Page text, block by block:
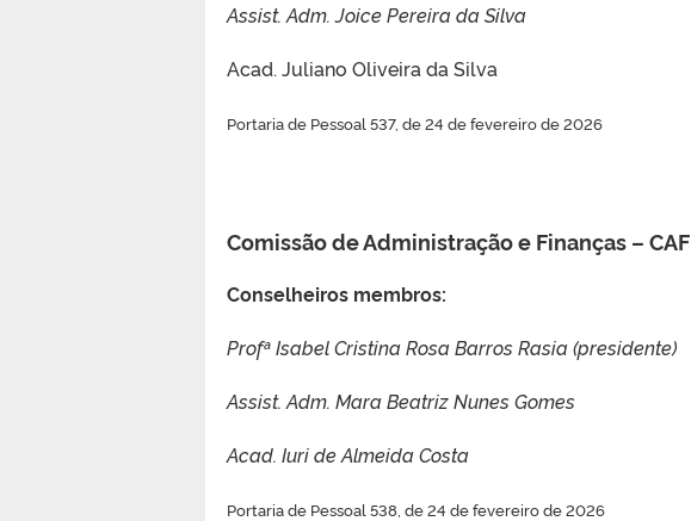
Assist. Adm. Joice Pereira da Silva
Acad. Juliano Oliveira da Silva
Portaria de Pessoal 537, de 24 de fevereiro de 2026
Comissão de Administração e Finanças – CAF
Conselheiros membros:
Profª Isabel Cristina Rosa Barros Rasia (presidente)
Assist. Adm. Mara Beatriz Nunes Gomes
Acad. Iuri de Almeida Costa
Portaria de Pessoal 538, de 24 de fevereiro de 2026